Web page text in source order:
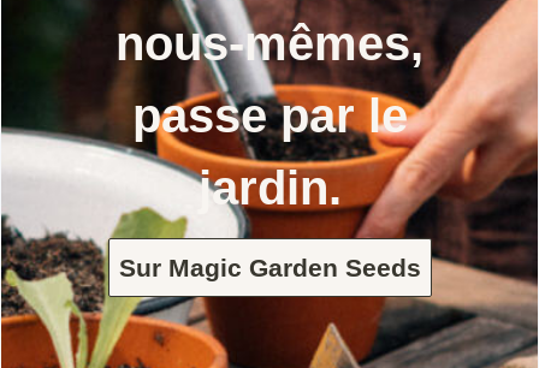
nous-mêmes,
passe par le
jardin.
Sur Magic Garden Seeds